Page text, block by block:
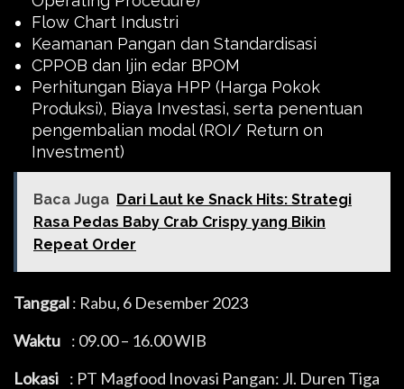
Flow Chart Industri
Keamanan Pangan dan Standardisasi
CPPOB dan Ijin edar BPOM
Perhitungan Biaya HPP (Harga Pokok
Produksi), Biaya Investasi, serta penentuan
pengembalian modal (ROI/ Return on
Investment)
Baca Juga Dari Laut ke Snack Hits: Strategi
Rasa Pedas Baby Crab Crispy yang Bikin
Repeat Order
Tanggal: Rabu, 6 Desember 2023
Waktu : 09.00 – 16.00 WIB
Lokasi : PT Magfood Inovasi Pangan: Jl. Duren Tiga